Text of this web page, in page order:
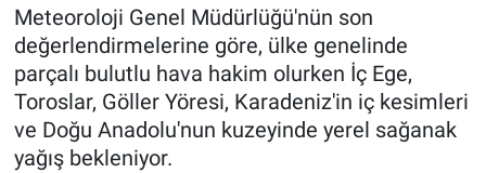
Meteoroloji Genel Müdürlüğü'nün son
değerlendirmelerine göre, ülke genelinde
parçalı bulutlu hava hakim olurken İç Ege,
Toroslar, Göller Yöresi, Karadeniz'in iç kesimleri
ve Doğu Anadolu'nun kuzeyinde yerel sağanak
yağış bekleniyor.
Spor
Kültür Sanat
Sağlık
Tüm Manşetler
Son Dakika Haberleri
Haber Arşivi